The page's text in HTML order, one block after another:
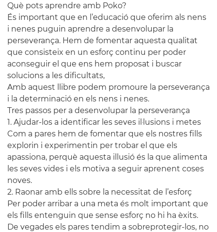
Què pots aprendre amb Poko?
És important que en l’educació que oferim als nens
i nenes puguin aprendre a desenvolupar la
perseverança. Hem de fomentar aquesta qualitat
que consisteix en un esforç continu per poder
aconseguir el que ens hem proposat i buscar
solucions a les dificultats,
Amb aquest llibre podem promoure la perseverança
i la determinació en els nens i nenes.
Tres passos per a desenvolupar la perseverança
1. Ajudar-los a identificar les seves il·lusions i metes
Com a pares hem de fomentar que els nostres fills
explorin i experimentin per trobar el que els
apassiona, perquè aquesta illusió és la que alimenta
les seves vides i els motiva a seguir aprenent coses
noves.
2. Raonar amb ells sobre la necessitat de l’esforç
Per poder arribar a una meta és molt important que
els fills entenguin que sense esforç no hi ha èxits.
De vegades els pares tendim a sobreprotegir-los, no